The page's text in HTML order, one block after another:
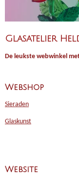
Glasatelier
De leukste webwinkel
Webshop
Sieraden
Glaskunst
Website